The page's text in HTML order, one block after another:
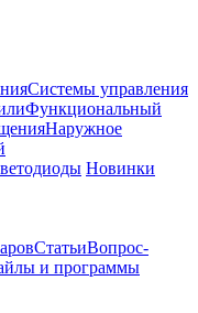
Системы управления
Функциональный
Наружное
Новинки
СтатьиВопрос-
и программы